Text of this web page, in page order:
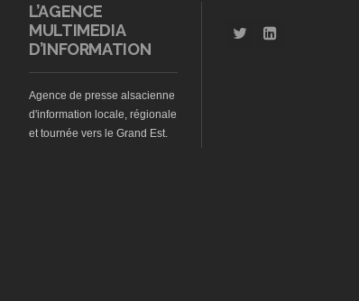
L’AGENCE
MULTIMEDIA
D’INFORMATION
Agence de presse alsacienne
d'information locale, régionale
et tournée vers le Grand Est.